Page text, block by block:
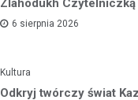
Zlahodukh Czytelniczką
6 sierpnia 2026
Kultura
Odkryj twórczy świat